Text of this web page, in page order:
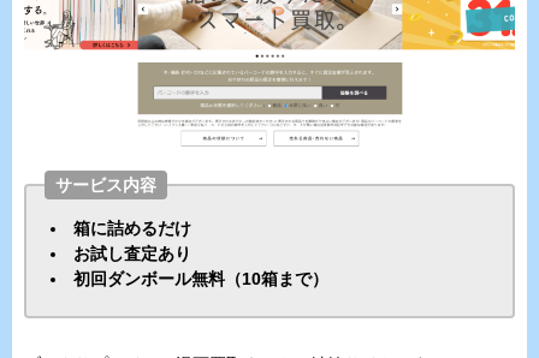
サービス内容
箱に詰めるだけ
お試し査定あり
初回ダンボール無料（10箱まで）